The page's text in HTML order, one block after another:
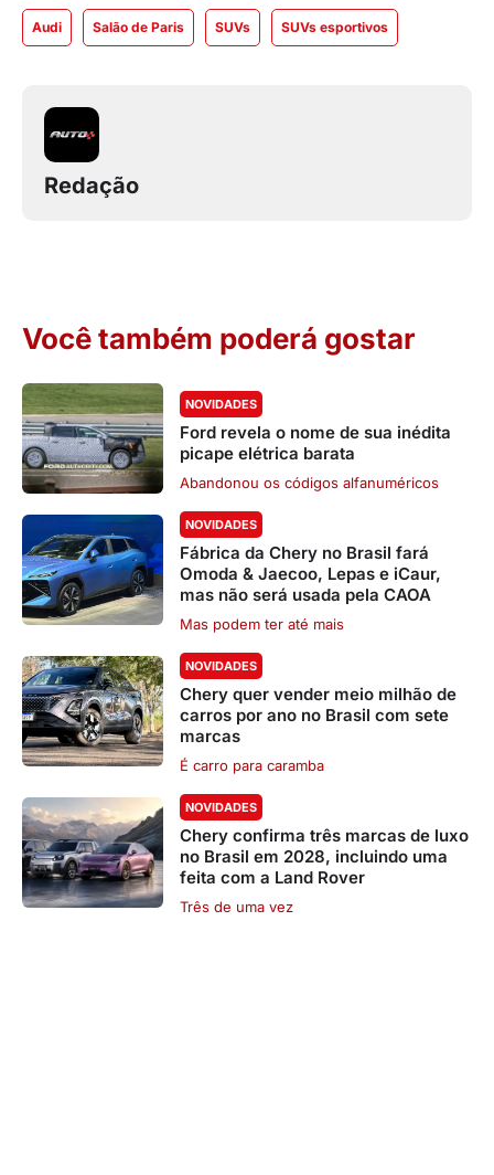
Audi Salão de Paris SUVs SUVs esportivos
Redação
Você também poderá gostar
NOVIDADES
Ford revela o nome de sua inédita
picape elétrica barata
Abandonou os códigos alfanuméricos
NOVIDADES
Fábrica da Chery no Brasil fará
Omoda & Jaecoo, Lepas e iCaur,
mas não será usada pela CAOA
Mas podem ter até mais
NOVIDADES
Chery quer vender meio milhão de
carros por ano no Brasil com sete
marcas
É carro para caramba
NOVIDADES
Chery confirma três marcas de luxo
no Brasil em 2028, incluindo uma
feita com a Land Rover
Três de uma vez